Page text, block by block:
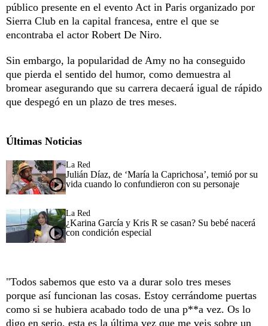
público presente en el evento Act in Paris organizado por
Sierra Club en la capital francesa, entre el que se
encontraba el actor Robert De Niro.
Sin embargo, la popularidad de Amy no ha conseguido
que pierda el sentido del humor, como demuestra al
bromear asegurando que su carrera decaerá igual de rápido
que despegó en un plazo de tres meses.
Últimas Noticias
La Red
Julián Díaz, de ‘María la Caprichosa’, temió por su
vida cuando lo confundieron con su personaje
La Red
¿Karina García y Kris R se casan? Su bebé nacerá
con condición especial
"Todos sabemos que esto va a durar solo tres meses
porque así funcionan las cosas. Estoy cerrándome puertas
como si se hubiera acabado todo de una p**a vez. Os lo
digo en serio, esta es la última vez que me veis sobre un